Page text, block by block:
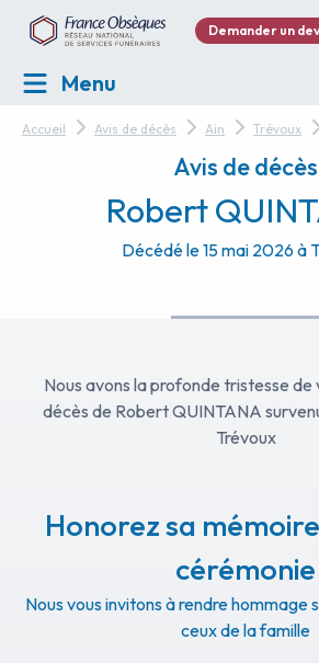
Demander un
Menu
Accueil Avis de décès Ain Trévoux
Avis de décès
Robert
Décédé le 15 mai 2026 à
Nous avons la profonde tristesse de
décès de Robert QUINTANA survenu le 15 mai 2026 à
Trévoux
Honorez sa
cérémonie
Nous vous invitons à rendre hommage
ceux de la famille